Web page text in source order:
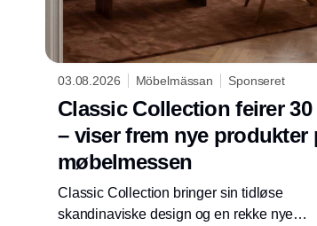
03.08.2026 Möbelmässan Sponseret
Classic Collection feirer 30
– viser frem nye produkter
møbelmessen
Classic Collection bringer sin tidløse
skandinaviske design og en rekke nye